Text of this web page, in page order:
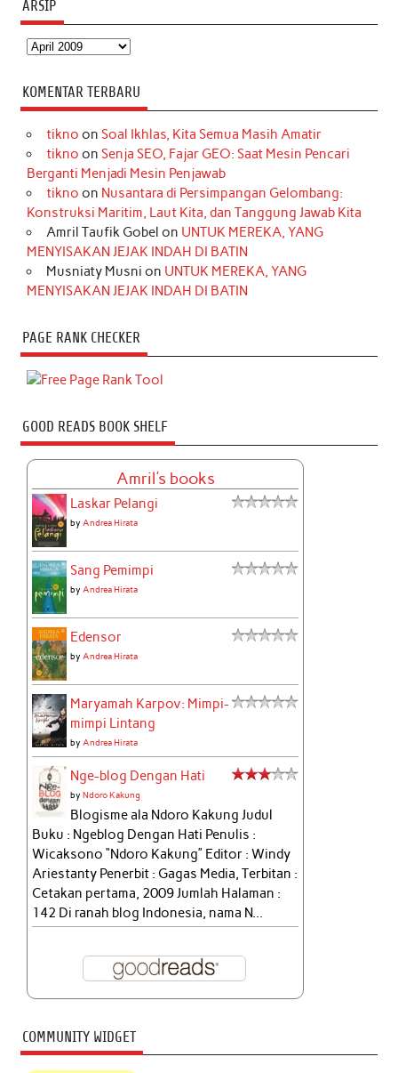
ARSIP
Arsip
KOMENTAR TERBARU
tikno on Soal Ikhlas, Kita Semua Masih Amatir
tikno on Senja SEO, Fajar GEO: Saat Mesin Pencari
Berganti Menjadi Mesin Penjawab
tikno on Nusantara di Persimpangan Gelombang:
Konstruksi Maritim, Laut Kita, dan Tanggung Jawab Kita
Amril Taufik Gobel on UNTUK MEREKA, YANG
MENYISAKAN JEJAK INDAH DI BATIN
Musniaty Musni on UNTUK MEREKA, YANG
MENYISAKAN JEJAK INDAH DI BATIN
PAGE RANK CHECKER
GOOD READS BOOK SHELF
Amril's books
Laskar Pelangi
byAndrea Hirata
Sang Pemimpi
byAndrea Hirata
Edensor
byAndrea Hirata
Maryamah Karpov: Mimpi-
mimpi Lintang
byAndrea Hirata
Nge-blog Dengan Hati
byNdoro Kakung
Blogisme ala Ndoro Kakung Judul
Buku : Ngeblog Dengan Hati Penulis :
Wicaksono “Ndoro Kakung” Editor : Windy
Ariestanty Penerbit : Gagas Media, Terbitan :
Cetakan pertama, 2009 Jumlah Halaman :
142 Di ranah blog Indonesia, nama N...
COMMUNITY WIDGET